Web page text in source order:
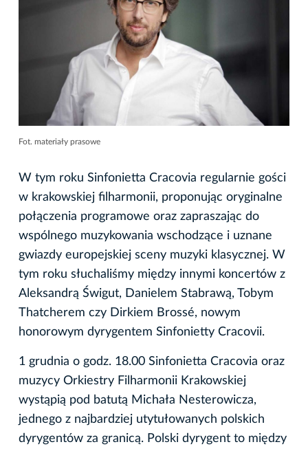
Fot. materiały prasowe
W tym roku Sinfonietta Cracovia regularnie gości
w krakowskiej filharmonii, proponując oryginalne
połączenia programowe oraz zapraszając do
wspólnego muzykowania wschodzące i uznane
gwiazdy europejskiej sceny muzyki klasycznej. W
tym roku słuchaliśmy między innymi koncertów z
Aleksandrą Świgut, Danielem Stabrawą, Tobym
Thatcherem czy Dirkiem Brossé, nowym
honorowym dyrygentem Sinfonietty Cracovii.
1 grudnia o godz. 18.00 Sinfonietta Cracovia oraz
muzycy Orkiestry Filharmonii Krakowskiej
wystąpią pod batutą Michała Nesterowicza,
jednego z najbardziej utytułowanych polskich
dyrygentów za granicą. Polski dyrygent to między